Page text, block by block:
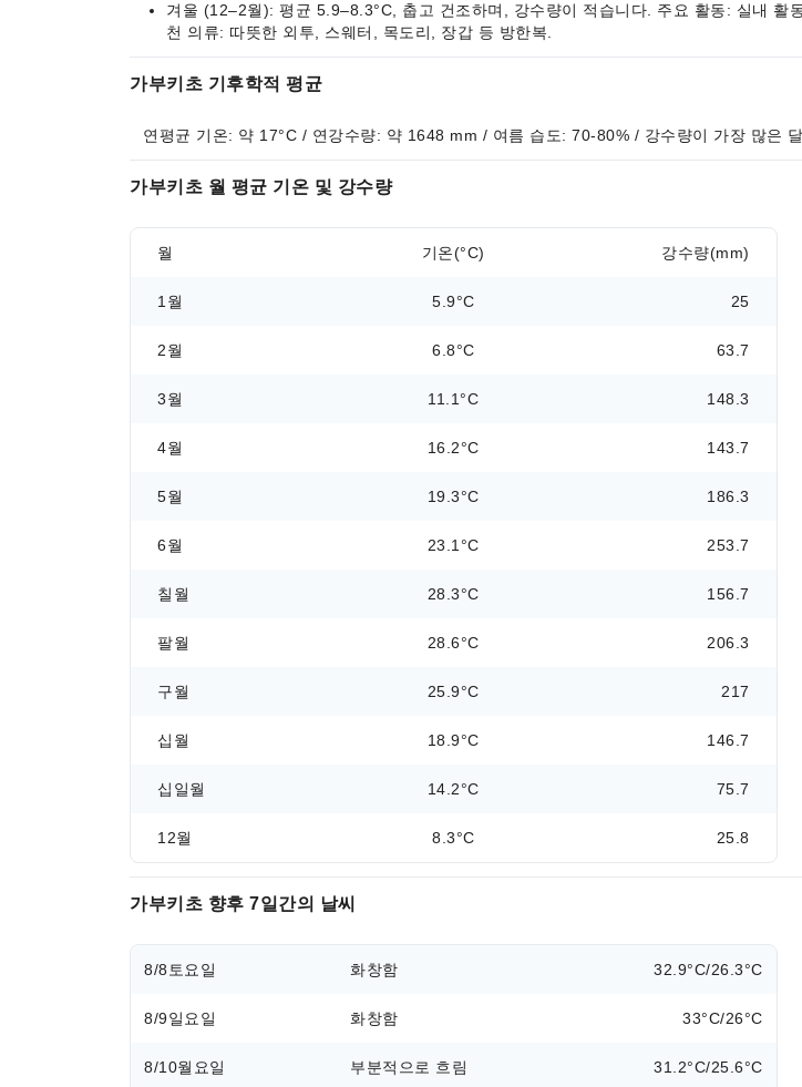
겨울 (12–2월): 평균 5.9–8.3°C, 춥고 건조하며, 강수량이 적습니다. 주요 활동: 실내
천 의류: 따뜻한 외투, 스웨터, 목도리, 장갑 등 방한복.
가부키초 기후학적 평균
연평균 기온: 약 17°C / 연강수량: 약 1648 mm / 여름 습도: 70-80% / 강수량이 가장 많은
가부키초 월 평균 기온 및 강수량
월 기온(°C) 강수량(mm)
1월 5.9°C 25
2월 6.8°C 63.7
3월 11.1°C 148.3
4월 16.2°C 143.7
5월 19.3°C 186.3
6월 23.1°C 253.7
칠월 28.3°C 156.7
팔월 28.6°C 206.3
구월 25.9°C 217
십월 18.9°C 146.7
십일월 14.2°C 75.7
12월 8.3°C 25.8
가부키초 향후 7일간의 날씨
8/8 토요일 화창함 32.9°C/26.3°C
8/9일요일 화창함 33°C/26°C
8/10월요일 부분적으로 흐림 31.2°C/25.6°C